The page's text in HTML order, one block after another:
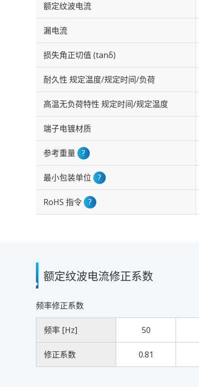
额定纹波电流
漏电流
损失角正切值 (tanδ)
耐久性 规定温度/规定时间/负荷
高温无负荷特性 规定时间/规定温度
端子电镀材质
参考重量 ?
最小包装单位 ?
RoHS 指令 ?
额定纹波电流修正系数
频率修正系数
频率 [Hz] 50
修正系数 0.81